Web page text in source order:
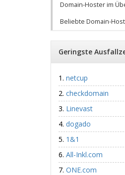
Domain-Hoster im
Beliebte Domain-
Geringste
netcup
checkdomain
Linevast
dogado
1&1
All-Inkl.com
ONE.com